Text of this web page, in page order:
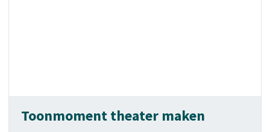
Toonmoment theater maken